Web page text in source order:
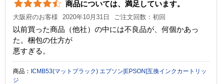
顔料・染料 染料
ICチップ あり
製品タイプ 互換インク
商品については、満足しています。
大阪府のお客様 2020年10月31日 ご注文回数：初回
以前買った商品（他社）の中には不良品が、何個かあっ
た。梱包の仕方が
悪すぎる。
商品： ICMB53(マットブラック) エプソン[EPSON]互換インクカートリッ
ジ